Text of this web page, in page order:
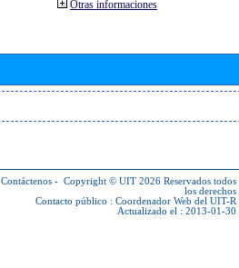
Otras informaciones
Contáctenos - Copyright © UIT 2026 Reservados todos
los derechos
Contacto público : Coordenador Web del UIT-R
Actualizado el : 2013-01-30